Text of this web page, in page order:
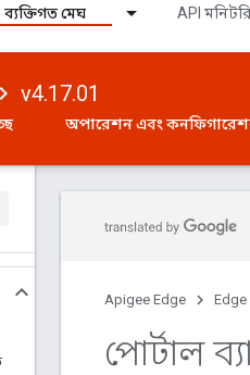
ব্যক্তিগত মেঘ API
v4.17.01
অপারেশন এবং
Apigee Edge Edge
পোর্টাল